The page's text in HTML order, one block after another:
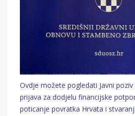
Ovdje možete pogledati Javni
prijava za dodjelu financijske
poticanje povratka Hrvata i